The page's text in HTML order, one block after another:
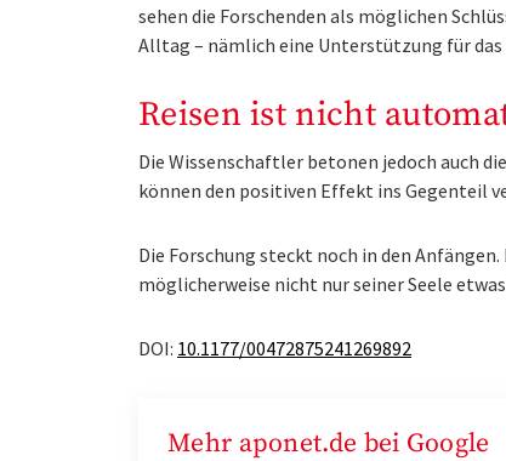
sehen die Forschenden als möglichen
Alltag – nämlich eine Unterstützung für
Reisen ist nicht
Die Wissenschaftler betonen jedoch auch
können den positiven Effekt ins Gegenteil
Die Forschung steckt noch in den
möglicherweise nicht nur seiner Seele
DOI: 10.1177/00472875241269892
Mehr aponet.de bei Google